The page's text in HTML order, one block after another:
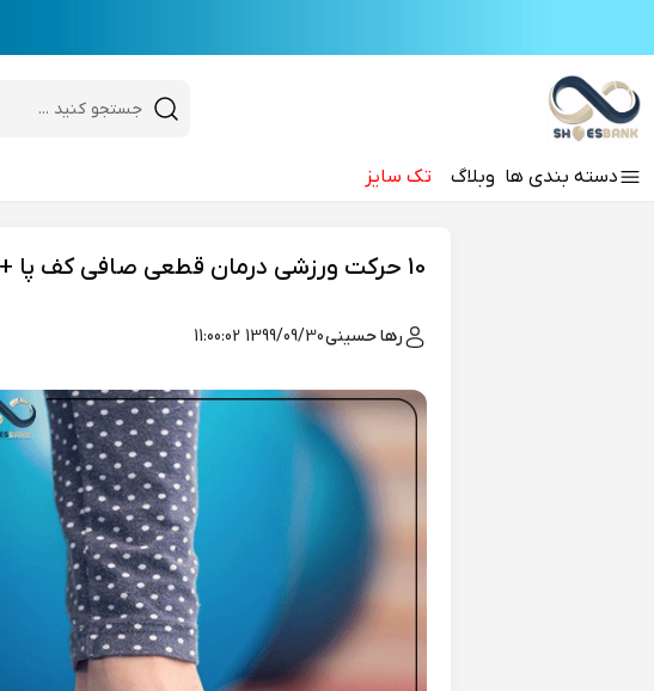
desktop header search
دسته‌ بندی‌ ها وبلاگ تک سایزHi there!
10 حرکت ورزشی درمان قطعی صافی کف پا + نکاتی که باید بدانید
رها حسینی1399/09/30 11:00:02